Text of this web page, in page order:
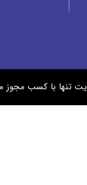
تنها با کسب